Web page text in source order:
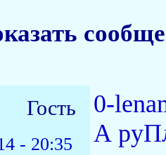
Гость
- 20:35
0-
А